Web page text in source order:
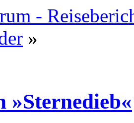
-
»
»Sternedieb«